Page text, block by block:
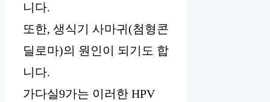
니다.
또한, 생식기 사마귀(첨형콘
딜로마)의 원인이 되기도 합
니다.
가다실9가는 이러한 HPV